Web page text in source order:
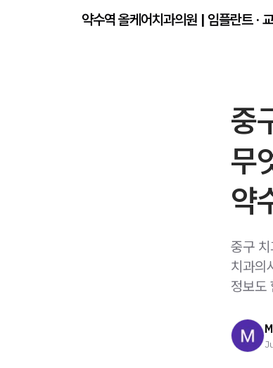
약수역 올케어치과의원 | 임플란트 ·
중
무
약
중구
치과의
정보도